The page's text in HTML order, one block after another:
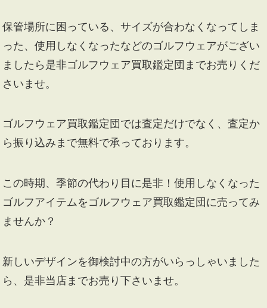
保管場所に困っている、サイズが合わなくなってしま
った、使用しなくなったなどのゴルフウェアがござい
ましたら是非ゴルフウェア買取鑑定団までお売りくだ
さいませ。
ゴルフウェア買取鑑定団では査定だけでなく、査定か
ら振り込みまで無料で承っております。
この時期、季節の代わり目に是非！使用しなくなった
ゴルフアイテムをゴルフウェア買取鑑定団に売ってみ
ませんか？
新しいデザインを御検討中の方がいらっしゃいました
ら、是非当店までお売り下さいませ。